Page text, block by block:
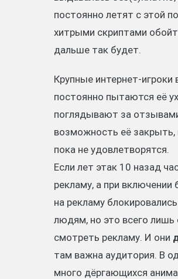
постоянно летят с этой
хитрыми скриптами
дальше так будет.
Крупные интернет-
постоянно пытаются её
поглядывают за
возможность её
пока не удовлетворятся.
Если лет этак 10 назад
рекламу, а при
на рекламу
людям, но это всего
смотреть рекламу. И они
там важна аудитория. В
много дёргающихся